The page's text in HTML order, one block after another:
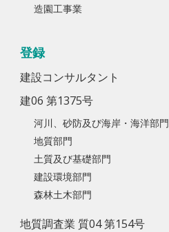
造園工事業
登録
建設コンサルタント
建06 第1375号
河川、砂防及び海岸・海洋部門
地質部門
土質及び基礎部門
建設環境部門
森林土木部門
地質調査業 質04 第154号